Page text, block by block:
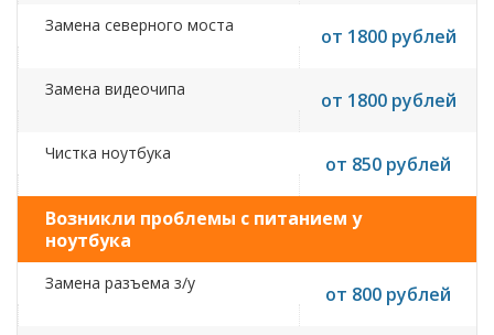
Замена северного моста от 1800 рублей
Замена видеочипа от 1800 рублей
Чистка ноутбука от 850 рублей
Возникли проблемы с питанием у
ноутбука
Замена разъема з/у от 800 рублей